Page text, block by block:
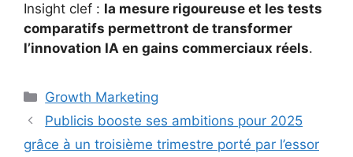
Insight clef : la mesure rigoureuse et les tests
comparatifs permettront de transformer
l’innovation IA en gains commerciaux réels.
Catégories
Growth Marketing
Publicis booste ses ambitions pour 2025
grâce à un troisième trimestre porté par l’essor